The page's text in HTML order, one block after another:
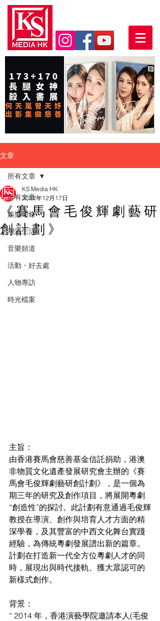
文章
所有文章
娛樂頭條
潮流生活
音樂頻道
活動・好去處
人物專訪
時光檔案
所有文章
《 賽 馬 會 毛 俊 輝 劇 藝 研
創 計 劃 》
KS Media HK
2022年12月17日
主旨：
由香港賽馬會慈善基金信託捐助，港澳
非物質文化遺產發展研究會主辦的《賽
馬會毛俊輝劇藝研創計劃》，是一個為
期三年的研究及創作項目，將展開粵劇
“創造性”的探討。此計劃有意通過毛俊輝
教授在導演、創作與培育人才方面的精
深學養，及其豐富的中西文化舞台實踐
經驗，為傳統粵劇發展譜出新的篇章。
計劃在打造新一代全方位粵劇人才的同
時，展現出與時代接軌、獲大眾認可的
新樣式創作。
背景：
“ 2014 年，香港演藝學院邀請本人(毛俊